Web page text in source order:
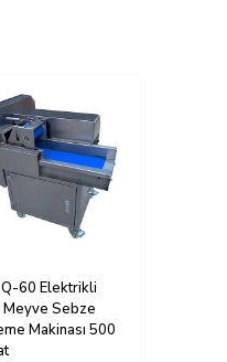
60 Elektrikli
Sebze
Makinası 500